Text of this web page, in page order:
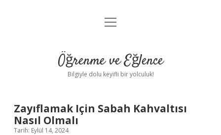
Anasayfa
Yasal Uyarı
menüyü
Öğrenme ve Eğlence
Bilgiyle dolu keyifli bir yolculuk!
Zayıflamak Için Sabah Kahvaltısı
Nasıl Olmalı
Tarih: Eylül 14, 2024